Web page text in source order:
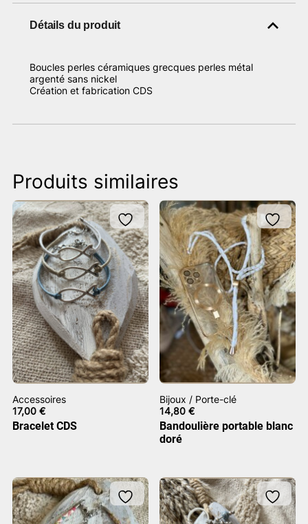
Détails du produit
Boucles perles céramiques grecques perles métal
argenté sans nickel
Création et fabrication CDS
Produits similaires
Accessoires
17,00 €
Bracelet CDS
Bijoux / Porte-clé
14,80€
Bandoulière portable blanc
doré